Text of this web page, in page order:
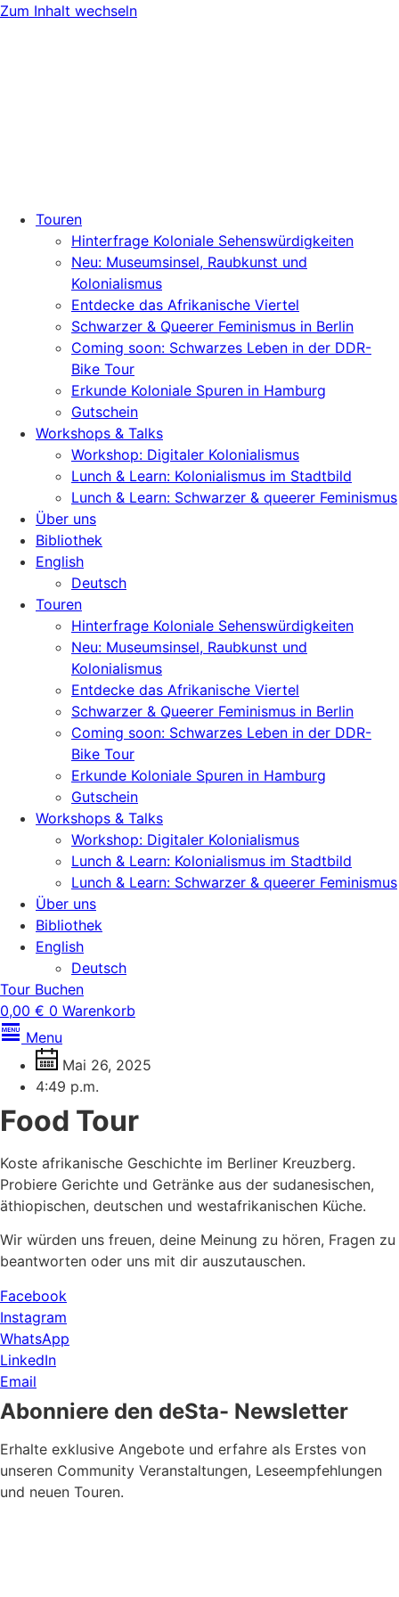
Zum Inhalt wechseln
Touren
Hinterfrage Koloniale Sehenswürdigkeiten
Neu: Museumsinsel, Raubkunst und
Kolonialismus
Entdecke das Afrikanische Viertel
Schwarzer & Queerer Feminismus in Berlin
Coming soon: Schwarzes Leben in der DDR-
Bike Tour
Erkunde Koloniale Spuren in Hamburg
Gutschein
Workshops & Talks
Workshop: Digitaler Kolonialismus
Lunch & Learn: Kolonialismus im Stadtbild
Lunch & Learn: Schwarzer & queerer Feminismus
Über uns
Bibliothek
English
Deutsch
Touren
Hinterfrage Koloniale Sehenswürdigkeiten
Neu: Museumsinsel, Raubkunst und
Kolonialismus
Entdecke das Afrikanische Viertel
Schwarzer & Queerer Feminismus in Berlin
Coming soon: Schwarzes Leben in der DDR-
Bike Tour
Erkunde Koloniale Spuren in Hamburg
Gutschein
Workshops & Talks
Workshop: Digitaler Kolonialismus
Lunch & Learn: Kolonialismus im Stadtbild
Lunch & Learn: Schwarzer & queerer Feminismus
Über uns
Bibliothek
English
Deutsch
Tour Buchen
0,00 € 0 Warenkorb
Menu
Mai 26, 2025
4:49 p.m.
Food Tour
Koste afrikanische Geschichte im Berliner Kreuzberg.
Probiere Gerichte und Getränke aus der sudanesischen,
äthiopischen, deutschen und westafrikanischen Küche.
Wir würden uns freuen, deine Meinung zu hören, Fragen zu
beantworten oder uns mit dir auszutauschen.
Facebook
Instagram
WhatsApp
LinkedIn
Email
Abonniere den deSta- Newsletter
Erhalte exklusive Angebote und erfahre als Erstes von
unseren Community Veranstaltungen, Leseempfehlungen
und neuen Touren.